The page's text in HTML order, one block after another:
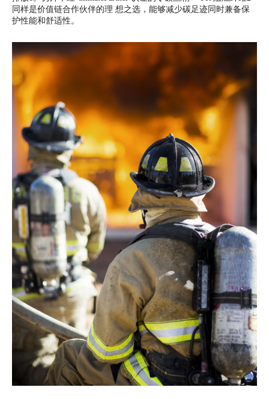
同样是价值链合作伙伴的理 想之选，能够减少碳足迹同时兼备保
护性能和舒适性。